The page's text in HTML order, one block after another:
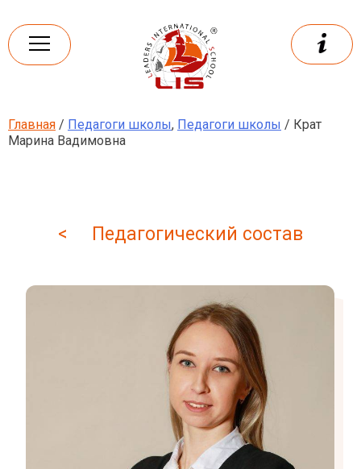
content
Leaders
International school
Главная / Педагоги школы, Педагоги школы / Крат
Марина Вадимовна
< Педагогический состав